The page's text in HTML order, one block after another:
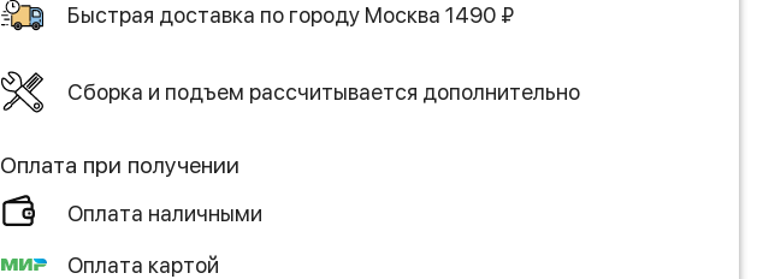
Быстрая доставка по городу Москва 1490 ₽
Сборка и подъем рассчитывается дополнительно
Оплата при получении
Оплата наличными
Оплата картой